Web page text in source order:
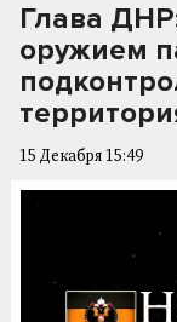
Глава
оружием
15 Декабря 15:49